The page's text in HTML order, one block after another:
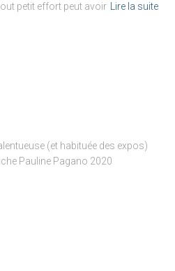
petit effort peut avoir
Lire la suite
(et habituée des expos)
Pauline Pagano 2020